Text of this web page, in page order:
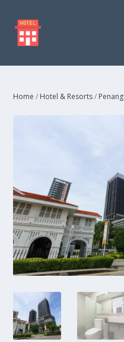
Home / Hotel & Resorts/ Penang